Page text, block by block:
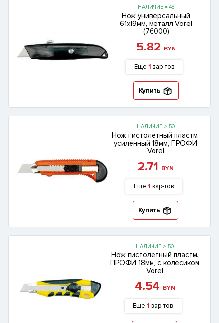
НАЛИЧИЕ = 48
Нож универсальный
61х19мм, металл Vorel
(76000)
5.82 BYN
Еще 1 вар-тов
Купить
НАЛИЧИЕ > 50
Нож пистолетный пластм.
усиленный 18мм, ПРОФИ
Vorel
2.71 BYN
Еще 1 вар-тов
Купить
НАЛИЧИЕ > 50
Нож пистолетный пластм.
ПРОФИ 18мм, с колесиком
Vorel
4.54 BYN
Еще 1 вар-тов